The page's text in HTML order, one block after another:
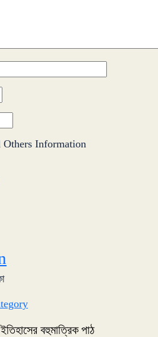
Others Information
বহুমাত্রিক পাঠ